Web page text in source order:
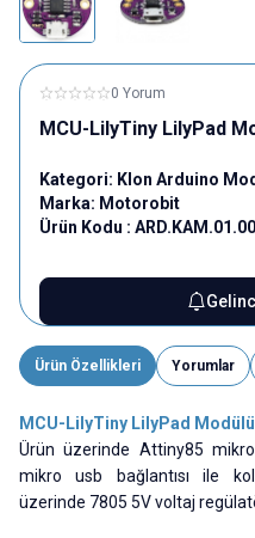
0 Yorum
MCU-LilyTiny LilyPad
Kategori: Klon Arduino
Marka: Motorobit
Ürün Kodu :
Ürün Özellikleri Yorumlar
MCU-LilyTiny LilyPad
Ürün üzerinde Attiny85
mikro usb bağlantısı ile
üzerinde 7805 5V voltaj